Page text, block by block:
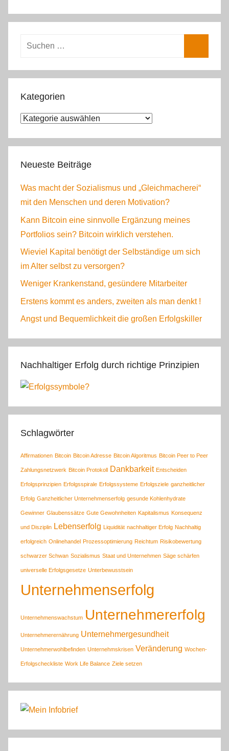
Suchen
Kategorien
Kategorien
Neueste Beiträge
Was macht der Sozialismus und „Gleichmacherei“
mit den Menschen und deren Motivation?
Kann Bitcoin eine sinnvolle Ergänzung meines
Portfolios sein? Bitcoin wirklich verstehen.
Wieviel Kapital benötigt der Selbständige um sich
im Alter selbst zu versorgen?
Weniger Krankenstand, gesündere Mitarbeiter
Erstens kommt es anders, zweiten als man denkt !
Angst und Bequemlichkeit die großen Erfolgskiller
Nachhaltiger Erfolg durch richtige Prinzipien
Schlagwörter
Affirmationen Bitcoin Bitcoin Adresse Bitcoin Algoritmus Bitcoin Peer to Peer
Zahlungsnetzwerk Bitcoin Protokoll Dankbarkeit Entscheiden
Erfolgsprinzipien Erfolgsspirale Erfolgssysteme Erfolgsziele ganzheitlicher
Erfolg Ganzheitlicher Unternehmenserfolg gesunde Kohlenhydrate
Gewinner Glaubenssätze Gute Gewohnheiten Kapitalismus Konsequenz
und Disziplin Lebenserfolg Liquidität nachhaltiger Erfolg Nachhaltig
erfolgreich Onlinehandel Prozessoptimierung Reichtum Risikobewertung
schwarzer Schwan Sozialismus Staat und Unternehmen Säge schärfen
universelle Erfolgsgesetze Unterbewusstsein
Unternehmenserfolg
Unternehmenswachstum Unternehmererfolg
Unternehmerernährung Unternehmergesundheit
Unternehmerwohlbefinden Unternehmskrisen Veränderung Wochen-
Erfolgscheckliste Work Life Balance Ziele setzen